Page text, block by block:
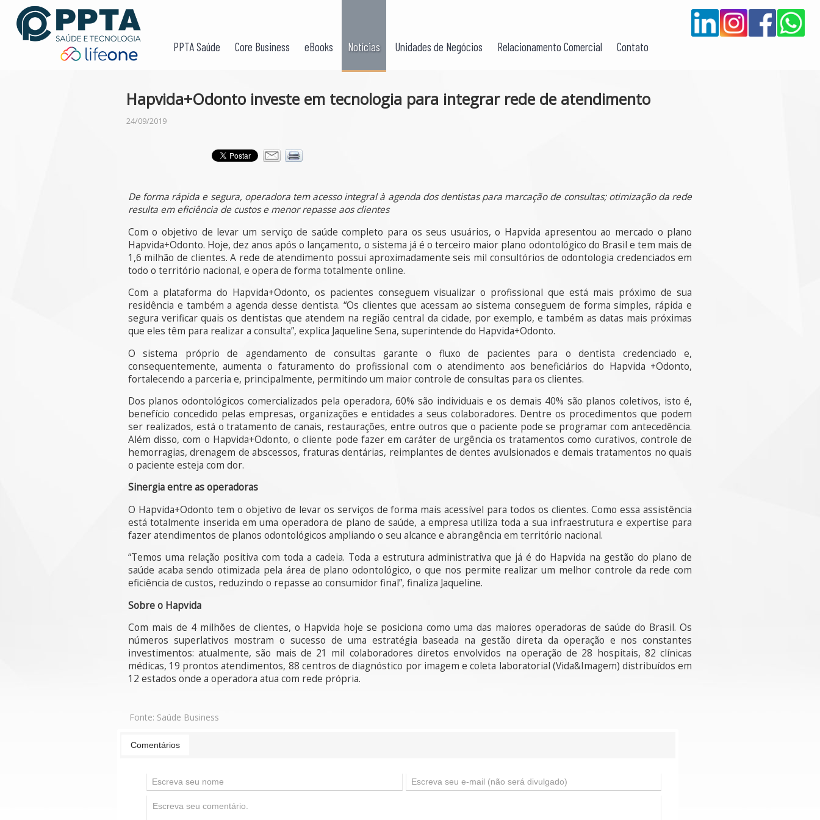
PPTA Saúde Core Business eBooks Notícias Unidades de Negócios Relacionamento Comercial Contato
Hapvida+Odonto investe em tecnologia para integrar rede de atendimento
24/09/2019
De forma rápida e segura, operadora tem acesso integral à agenda dos dentistas para marcação de consultas; otimização da rede
resulta em eficiência de custos e menor repasse aos clientes
Com o objetivo de levar um serviço de saúde completo para os seus usuários, o Hapvida apresentou ao mercado o plano
Hapvida+Odonto. Hoje, dez anos após o lançamento, o sistema já é o terceiro maior plano odontológico do Brasil e tem mais de
1,6 milhão de clientes. A rede de atendimento possui aproximadamente seis mil consultórios de odontologia credenciados em
todo o território nacional, e opera de forma totalmente online.
Com a plataforma do Hapvida+Odonto, os pacientes conseguem visualizar o profissional que está mais próximo de sua
residência e também a agenda desse dentista. “Os clientes que acessam ao sistema conseguem de forma simples, rápida e
segura verificar quais os dentistas que atendem na região central da cidade, por exemplo, e também as datas mais próximas
que eles têm para realizar a consulta”, explica Jaqueline Sena, superintende do Hapvida+Odonto.
O sistema próprio de agendamento de consultas garante o fluxo de pacientes para o dentista credenciado e,
consequentemente, aumenta o faturamento do profissional com o atendimento aos beneficiários do Hapvida +Odonto,
fortalecendo a parceria e, principalmente, permitindo um maior controle de consultas para os clientes.
Dos planos odontológicos comercializados pela operadora, 60% são individuais e os demais 40% são planos coletivos, isto é,
benefício concedido pelas empresas, organizações e entidades a seus colaboradores. Dentre os procedimentos que podem
ser realizados, está o tratamento de canais, restaurações, entre outros que o paciente pode se programar com antecedência.
Além disso, com o Hapvida+Odonto, o cliente pode fazer em caráter de urgência os tratamentos como curativos, controle de
hemorragias, drenagem de abscessos, fraturas dentárias, reimplantes de dentes avulsionados e demais tratamentos no quais
o paciente esteja com dor.
Sinergia entre as operadoras
O Hapvida+Odonto tem o objetivo de levar os serviços de forma mais acessível para todos os clientes. Como essa assistência
está totalmente inserida em uma operadora de plano de saúde, a empresa utiliza toda a sua infraestrutura e expertise para
fazer atendimentos de planos odontológicos ampliando o seu alcance e abrangência em território nacional.
“Temos uma relação positiva com toda a cadeia. Toda a estrutura administrativa que já é do Hapvida na gestão do plano de
saúde acaba sendo otimizada pela área de plano odontológico, o que nos permite realizar um melhor controle da rede com
eficiência de custos, reduzindo o repasse ao consumidor final”, finaliza Jaqueline.
Sobre o Hapvida
Com mais de 4 milhões de clientes, o Hapvida hoje se posiciona como uma das maiores operadoras de saúde do Brasil. Os
números superlativos mostram o sucesso de uma estratégia baseada na gestão direta da operação e nos constantes
investimentos: atualmente, são mais de 21 mil colaboradores diretos envolvidos na operação de 28 hospitais, 82 clínicas
médicas, 19 prontos atendimentos, 88 centros de diagnóstico por imagem e coleta laboratorial (Vida&Imagem) distribuídos em
12 estados onde a operadora atua com rede própria.
Fonte: Saúde Business
Comentários